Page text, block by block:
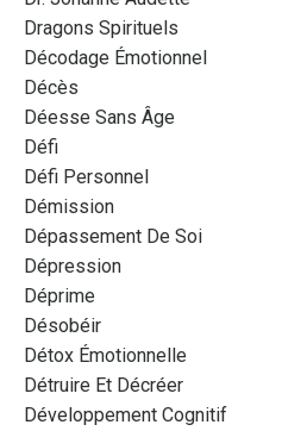
Dragons Spirituels
Décodage Émotionnel
Décès
Déesse Sans Âge
Défi
Défi Personnel
Démission
Dépassement De Soi
Dépression
Déprime
Désobéir
Détox Émotionnelle
Détruire Et Décréer
Développement Cognitif